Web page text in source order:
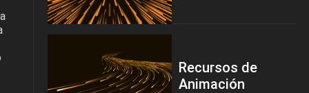
Recursos de
Animación